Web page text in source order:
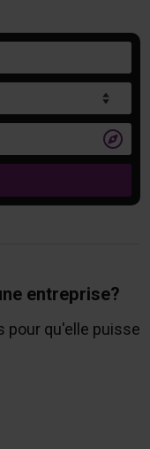

entreprise?
pour qu'elle puisse